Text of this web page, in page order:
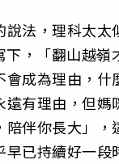
說法，理科太太
下，「翻山越嶺
會成為理由，什
遠有理由，但媽
陪伴你長大」，
已持續好一段